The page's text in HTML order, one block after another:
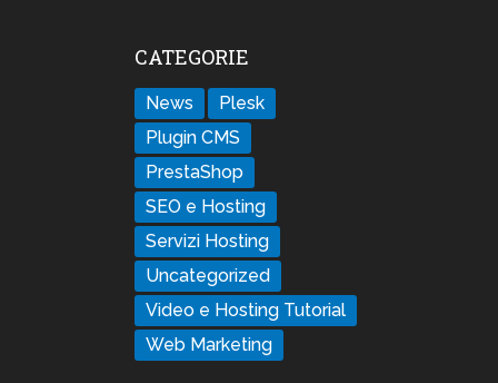
CATEGORIE
News
Plesk
Plugin CMS
PrestaShop
SEO e Hosting
Servizi Hosting
Uncategorized
Video e Hosting Tutorial
Web Marketing